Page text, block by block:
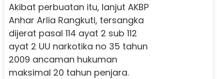
Akibat perbuatan itu, lanjut AKBP
Anhar Arlia Rangkuti, tersangka
dijerat pasal 114 ayat 2 sub 112
ayat 2 UU narkotika no 35 tahun
2009 ancaman hukuman
maksimal 20 tahun penjara.